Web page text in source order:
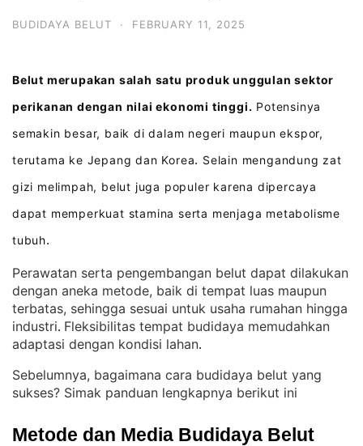
BUDIDAYA BELUT · FEBRUARY 11, 2025
Belut merupakan salah satu produk unggulan sektor
perikanan dengan nilai ekonomi tinggi. Potensinya
semakin besar, baik di dalam negeri maupun ekspor,
terutama ke Jepang dan Korea. Selain mengandung zat
gizi melimpah, belut juga populer karena dipercaya
dapat memperkuat stamina serta menjaga metabolisme
tubuh.
Perawatan serta pengembangan belut dapat dilakukan
dengan aneka metode, baik di tempat luas maupun
terbatas, sehingga sesuai untuk usaha rumahan hingga
industri. Fleksibilitas tempat budidaya memudahkan
adaptasi dengan kondisi lahan.
Sebelumnya, bagaimana cara budidaya belut yang
sukses? Simak panduan lengkapnya berikut ini
Metode dan Media Budidaya Belut